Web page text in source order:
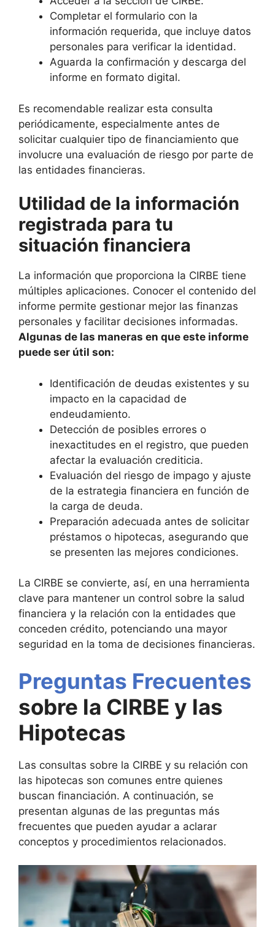
Completar el formulario con la
información requerida, que incluye datos
personales para verificar la identidad.
Aguarda la confirmación y descarga del
informe en formato digital.
Es recomendable realizar esta consulta
periódicamente, especialmente antes de
solicitar cualquier tipo de financiamiento que
involucre una evaluación de riesgo por parte de
las entidades financieras.
Utilidad de la información
registrada para tu
situación financiera
La información que proporciona la CIRBE tiene
múltiples aplicaciones. Conocer el contenido del
informe permite gestionar mejor las finanzas
personales y facilitar decisiones informadas.
Algunas de las maneras en que este informe
puede ser útil son:
Identificación de deudas existentes y su
impacto en la capacidad de
endeudamiento.
Detección de posibles errores o
inexactitudes en el registro, que pueden
afectar la evaluación crediticia.
Evaluación del riesgo de impago y ajuste
de la estrategia financiera en función de
la carga de deuda.
Preparación adecuada antes de solicitar
préstamos o hipotecas, asegurando que
se presenten las mejores condiciones.
La CIRBE se convierte, así, en una herramienta
clave para mantener un control sobre la salud
financiera y la relación con la entidades que
conceden crédito, potenciando una mayor
seguridad en la toma de decisiones financieras.
Preguntas Frecuentes
sobre la CIRBE y las
Hipotecas
Las consultas sobre la CIRBE y su relación con
las hipotecas son comunes entre quienes
buscan financiación. A continuación, se
presentan algunas de las preguntas más
frecuentes que pueden ayudar a aclarar
conceptos y procedimientos relacionados.